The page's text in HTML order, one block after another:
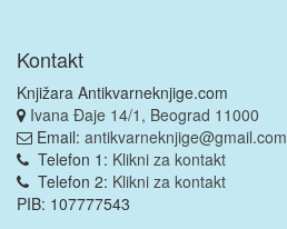
Kontakt
Knjižara Antikvarneknjige.com
Ivana Đaje 14/1, Beograd 11000
Email: antikvarneknjige@gmail.com
Telefon 1: Klikni za kontakt
Telefon 2: Klikni za kontakt
PIB: 107777543